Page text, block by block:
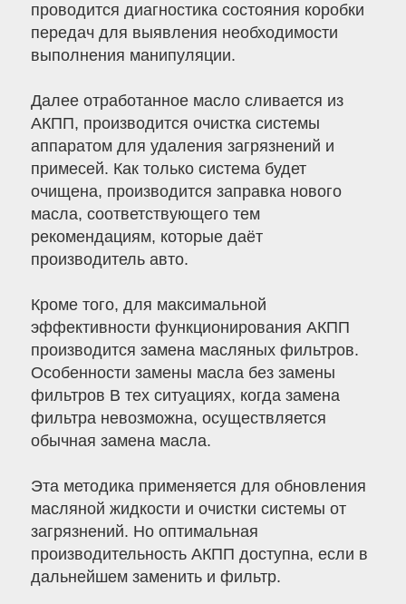
проводится диагностика состояния коробки
передач для выявления необходимости
выполнения манипуляции.
Далее отработанное масло сливается из
АКПП, производится очистка системы
аппаратом для удаления загрязнений и
примесей. Как только система будет
очищена, производится заправка нового
масла, соответствующего тем
рекомендациям, которые даёт
производитель авто.
Кроме того, для максимальной
эффективности функционирования АКПП
производится замена масляных фильтров.
Особенности замены масла без замены
фильтров В тех ситуациях, когда замена
фильтра невозможна, осуществляется
обычная замена масла.
Эта методика применяется для обновления
масляной жидкости и очистки системы от
загрязнений. Но оптимальная
производительность АКПП доступна, если в
дальнейшем заменить и фильтр.